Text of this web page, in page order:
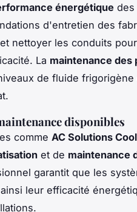
énergétique des
d'entretien des
nettoyer les conduits
La maintenance des
de fluide
disponibles
comme AC Solutions
et de maintenance
garantit que les
leur efficacité